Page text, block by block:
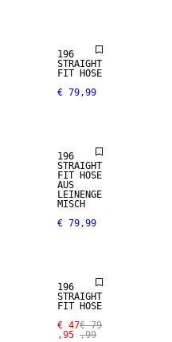
196
STRAIGHT
FIT HOSE
€ 79,99
196
STRAIGHT
FIT HOSE
AUS
LEINENGE
MISCH
€ 79,99
196
STRAIGHT
FIT HOSE
€ 47
,95
€ 79
,99
SALE